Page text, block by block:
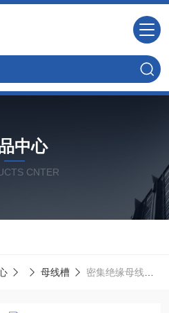
中心
CNTER
母线槽 密集绝缘母线槽高精度